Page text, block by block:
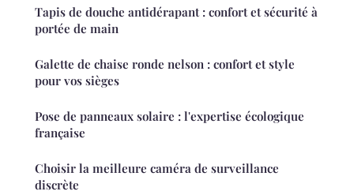
Tapis de douche antidérapant : confort et sécurité à
portée de main
Galette de chaise ronde nelson : confort et style
pour vos sièges
Pose de panneaux solaire : l'expertise écologique
française
Choisir la meilleure caméra de surveillance
discrète